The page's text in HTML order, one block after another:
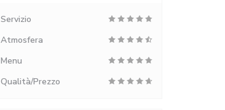
Servizio
Atmosfera
Menu
Qualità/Prezzo